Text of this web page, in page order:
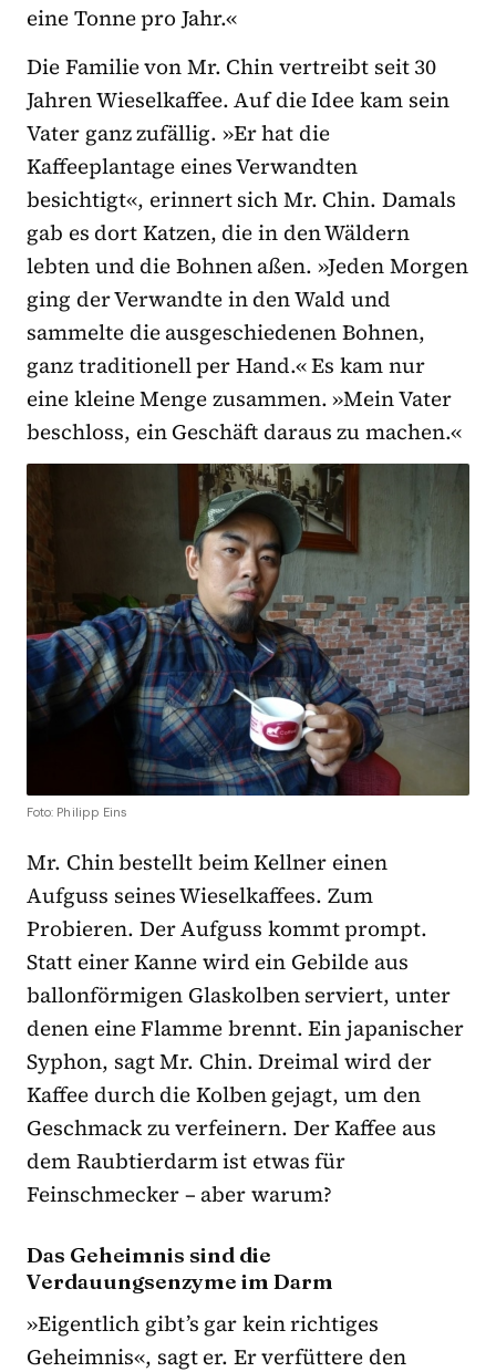
eine Tonne pro Jahr.«
Die Familie von Mr. Chin vertreibt seit 30
Jahren Wieselkaffee. Auf die Idee kam sein
Vater ganz zufällig. »Er hat die
Kaffeeplantage eines Verwandten
besichtigt«, erinnert sich Mr. Chin. Damals
gab es dort Katzen, die in den Wäldern
lebten und die Bohnen aßen. »Jeden Morgen
ging der Verwandte in den Wald und
sammelte die ausgeschiedenen Bohnen,
ganz traditionell per Hand.« Es kam nur
eine kleine Menge zusammen. »Mein Vater
beschloss, ein Geschäft daraus zu machen.«
Foto: Philipp Eins
Mr. Chin bestellt beim Kellner einen
Aufguss seines Wieselkaffees. Zum
Probieren. Der Aufguss kommt prompt.
Statt einer Kanne wird ein Gebilde aus
ballonförmigen Glaskolben serviert, unter
denen eine Flamme brennt. Ein japanischer
Syphon, sagt Mr. Chin. Dreimal wird der
Kaffee durch die Kolben gejagt, um den
Geschmack zu verfeinern. Der Kaffee aus
dem Raubtierdarm ist etwas für
Feinschmecker – aber warum?
Das Geheimnis sind die
Verdauungsenzyme im Darm
»Eigentlich gibt’s gar kein richtiges
Geheimnis«, sagt er. Er verfüttere den